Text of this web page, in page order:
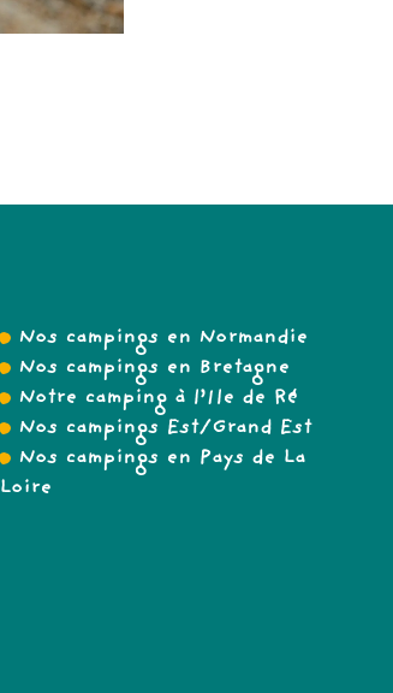
Nos campings en Normandie
Nos campings en Bretagne
Notre camping à l’Ile de Ré
Nos campings Est/Grand Est
Nos campings en Pays de La
Loire